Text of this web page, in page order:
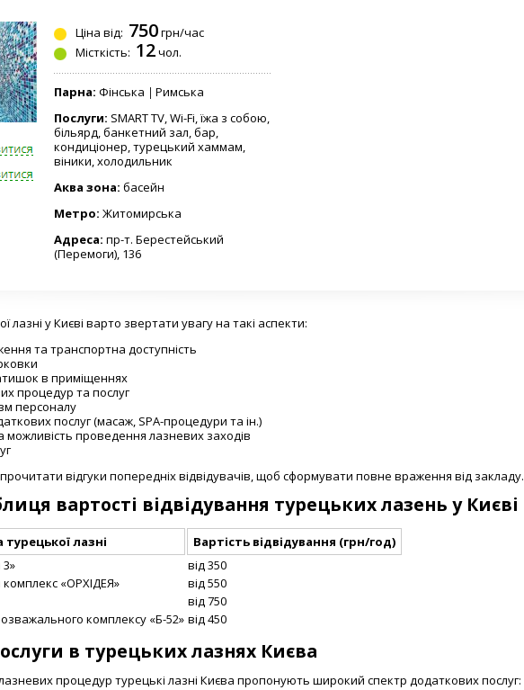
Ціна від: 750грн/час
Місткість: 12чол.
Парна: Фінська
Римська
Послуги: SMART TV, Wi-Fi, їжа з собою,
більярд, банкетний зал, бар,
кондиціонер, турецький хаммам,
віники, холодильник
Аква зона: басейн
Метро: Житомирська
Адреса: пр-т. Берестейський
(Перемоги), 136
лазні у Києві варто звертати увагу на такі аспекти:
та транспортна доступність
в приміщеннях
процедур та послуг
персоналу
послуг (масаж, SPA-процедури та ін.)
можливість проведення лазневих заходів
відгуки попередніх відвідувачів, щоб сформувати повне враження від закладу.
вартості відвідування турецьких лазень у Києві
турецької лазні
Вартість відвідування (грн/год)
від 350
«ОРХІДЕЯ»
від 550
від 750
комплексу «Б-52» від 450
в турецьких лазнях Києва
процедур турецькі лазні Києва пропонують широкий спектр додаткових послуг: